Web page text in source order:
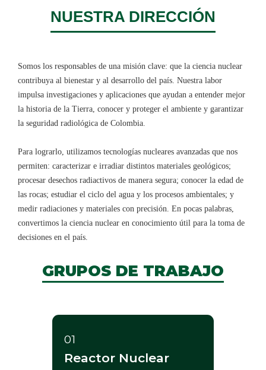
NUESTRA DIRE​CCIÓN
Somos los responsables de una misión clave: que la ciencia nuclear
contribuya al bienestar y al desarrollo del país. Nuestra labor
impulsa investigaciones y aplicaciones que ayudan a entender mejor
la historia de la Tierra, conocer y proteger el ambiente y garantizar
la seguridad radiológica de Colombia.
Para lograrlo, utilizamos tecnologías nucleares avanzadas que nos
permiten: caracterizar e irradiar distintos materiales geológicos;
procesar desechos radiactivos de manera segura; conocer la edad de
las rocas; estudiar el ciclo del agua y los procesos ambientales; y
medir radiaciones y materiales con precisión. En pocas palabras,
convertimos la ciencia nuclear en conocimiento útil para la toma de
decisiones en el país. ​